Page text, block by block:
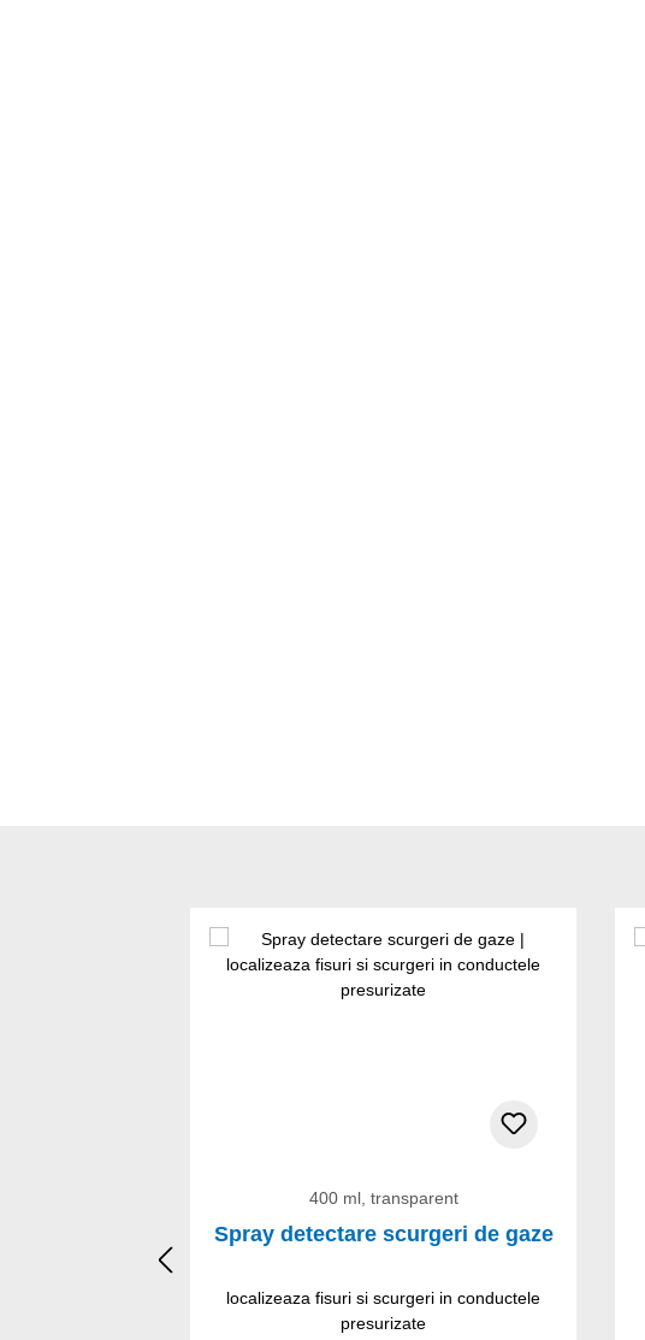
400 ml, transparent
Spray detectare scurgeri de gaze
localizeaza fisuri si scurgeri in conductele
presurizate